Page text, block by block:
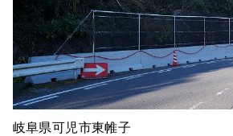
岐阜県可児市東帷子